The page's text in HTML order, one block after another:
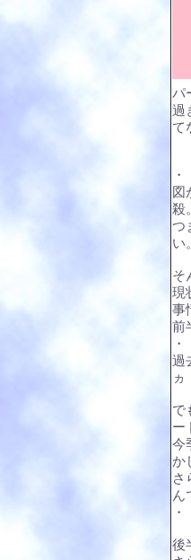
パ
過
て
図
殺
つ
い
そ
現
事
前
過
ヵ
で
ー
今
か
さ
ん
後